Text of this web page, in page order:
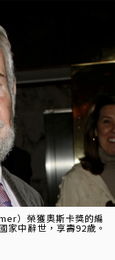
）榮獲奧斯卡獎的編
中辭世，享壽92歲。